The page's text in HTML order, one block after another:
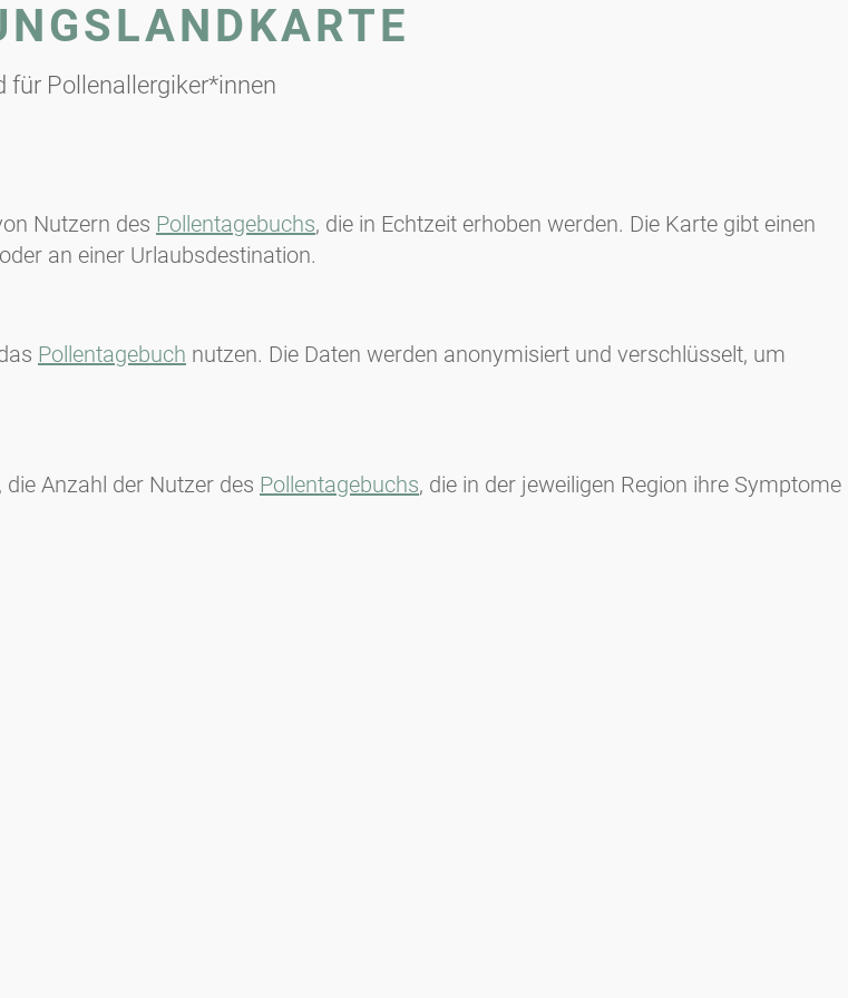
für Pollenallergiker*innen
Nutzern des Pollentagebuchs, die in Echtzeit erhoben werden. Die Karte gibt einen
an einer Urlaubsdestination.
Pollentagebuch nutzen. Die Daten werden anonymisiert und verschlüsselt, um
Anzahl der Nutzer des Pollentagebuchs, die in der jeweiligen Region ihre Symptome